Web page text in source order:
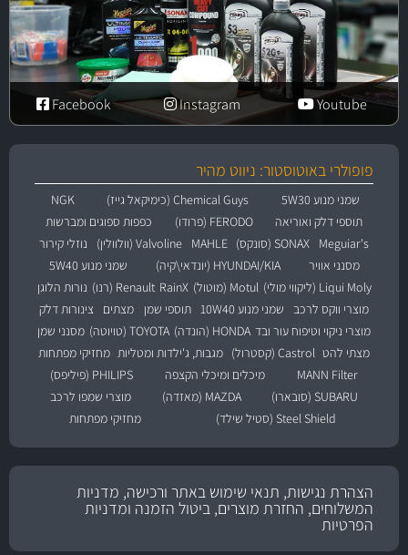
Youtube
Instagram
Facebook
פופולרי באוטוסטור: ניווט מהיר
שמני מנוע 5W30 Chemical Guys (כימיקאל גייז)
NGK
תוספי דלק ואוריאה
FERODO (פרודו)
כפפות ספוגים ומברשות
Meguiar's
SONAX (סונקס) MAHLE Valvoline (וולוולין)
נוזלי קירור
מסנני אוויר
HYUNDAI/KIA (יונדאי\קיה)
שמני מנוע 5W40
Liqui Moly (ליקווי מולי)
Motul (מוטול) RainX Renault (רנו)
נורות הלוגן
מוצרי ווקס לרכב
שמני מנוע 10W40 תוספי שמן מצתים
צינורות דלק
מוצרי ניקוי וטיפוח עור ובד HONDA (הונדה) TOYOTA (טויוטה)
מסנני שמן
מצתי להט Castrol (קסטרול) מגבות, ג'ילדות ומטליות מחזיקי מפתחות
MANN Filter
מיכלים ומיכלי הקצפה
PHILIPS (פיליפס)
SUBARU (סובארו)
MAZDA (מאזדה)
מוצרי שמפו לרכב
Steel Shield (סטיל שילד)
מחזיקי מפתחות
הצהרת נגישות, תנאי שימוש באתר ורכישה, מדניות
המשלוחים, החזרת מוצרים, ביטול הזמנה ומדניות
הפרטיות